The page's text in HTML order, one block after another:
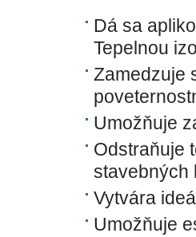
Dá sa
Tepelnou
Zamedzuje
Umožňuje
Odstraňuje
stavebných
Vytvára
Umožňuje